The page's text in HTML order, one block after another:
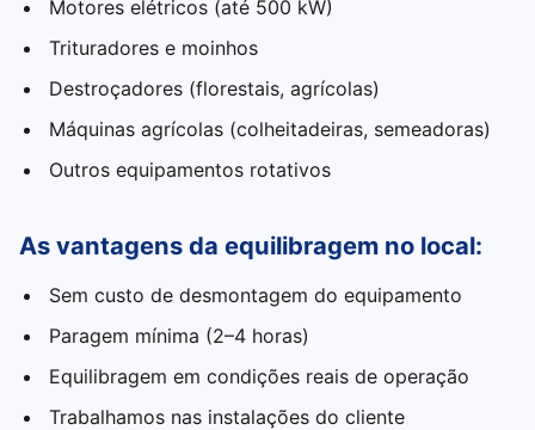
Motores elétricos (até 500 kW)
Trituradores e moinhos
Destroçadores (florestais, agrícolas)
Máquinas agrícolas (colheitadeiras, semeadoras)
Outros equipamentos rotativos
As vantagens da equilibragem no local:
Sem custo de desmontagem do equipamento
Paragem mínima (2–4 horas)
Equilibragem em condições reais de operação
Trabalhamos nas instalações do cliente